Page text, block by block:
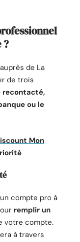
?
de La
de trois
recontacté,
ou le
Mon
compte pro à
remplir un
votre compte.
à travers